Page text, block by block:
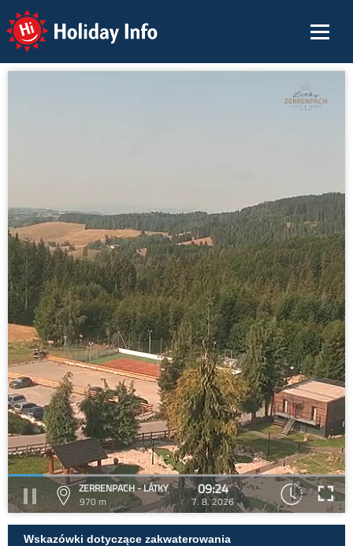
Holiday Info
ZERRENPACH - LÁTKY
970 m
09:24
7. 8. 2026
Wskazówki dotyczące zakwaterowania